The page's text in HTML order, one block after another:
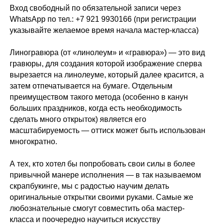
Вход свободный по обязательной записи через
WhatsApp по тел.: +7 921 9930166 (при регистрации
указывайте желаемое время начала мастер-класса)
Линогравюра (от «линолеум» и «гравюра») — это вид
гравюры, для создания которой изображение сперва
вырезается на линолеуме, который далее красится, а
затем отпечатывается на бумаге. Отдельным
преимуществом такого метода (особенно в канун
больших праздников, когда есть необходимость
сделать много открыток) является его
масштабируемость — оттиск может быть использован
многократно.
А тех, кто хотел бы попробовать свои силы в более
привычной манере исполнения — в так называемом
скрапбукинге, мы с радостью научим делать
оригинальные открытки своими руками. Самые же
любознательные смогут совместить оба мастер-
класса и поочередно научиться искусству